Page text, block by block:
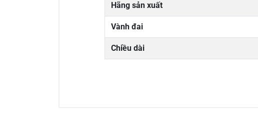
Hãng sản xuất
Vành đai
Chiều dài